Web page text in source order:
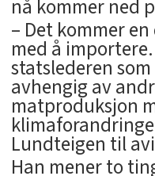
nå kommer ned
– Det kommer
med å
statslederen
avhengig av
matproduksjon
Lundteigen til
Han mener to